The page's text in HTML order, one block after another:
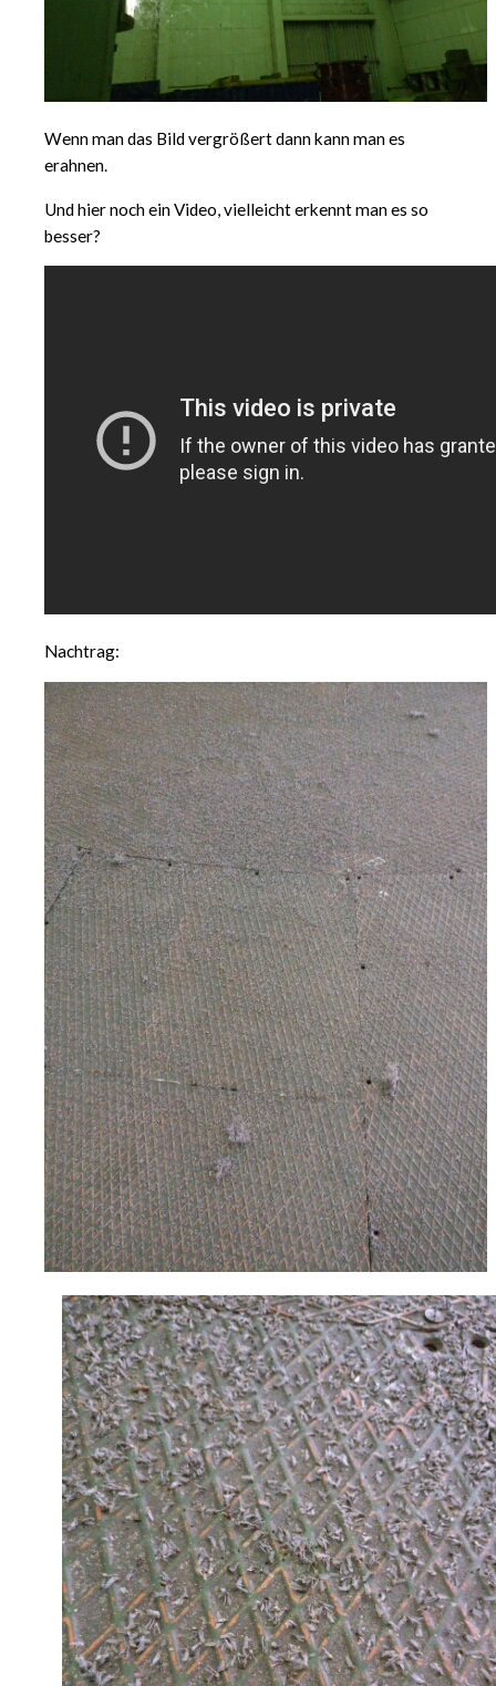
Wenn man das Bild vergrößert dann kann man es
erahnen.
Und hier noch ein Video, vielleicht erkennt man es so
besser?
Nachtrag: